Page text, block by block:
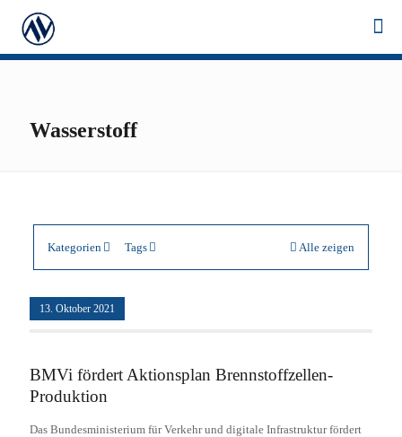
Wasserstoff
Kategorien Tags Alle zeigen
13. Oktober 2021
BMVi fördert Aktionsplan Brennstoffzellen-
Produktion
Das Bundesministerium für Verkehr und digitale Infrastruktur fördert